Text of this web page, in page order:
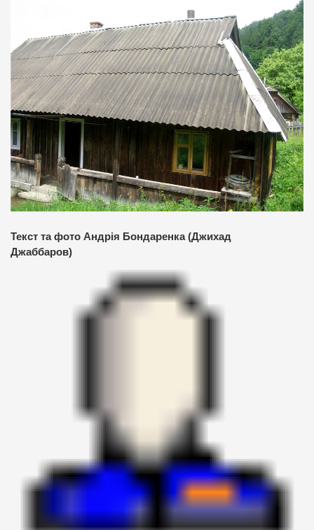
Текст та фото Андрія Бондаренка (Джихад
Джаббаров)